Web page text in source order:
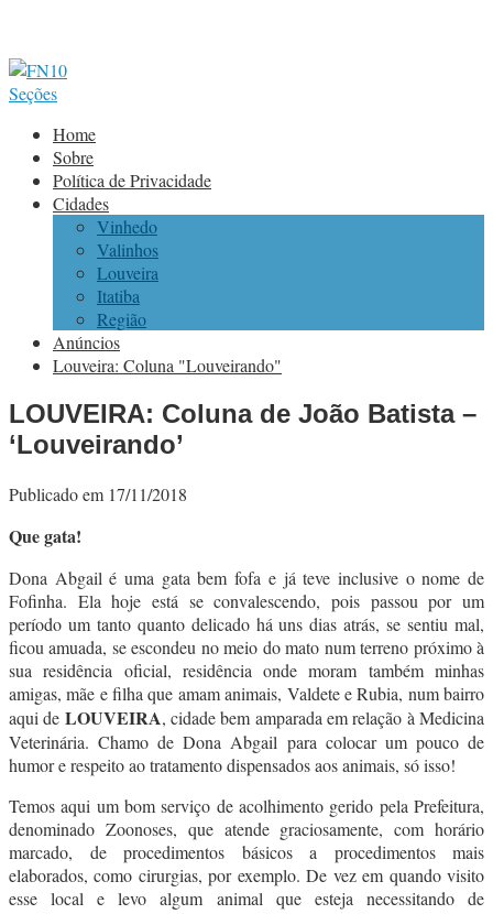
Seções
Home
Sobre
Política de Privacidade
Cidades
Vinhedo
Valinhos
Louveira
Itatiba
Região
Anúncios
Louveira: Coluna "Louveirando"
LOUVEIRA: Coluna de João Batista –
‘Louveirando’
Publicado em 17/11/2018
Que gata!
Dona Abgail é uma gata bem fofa e já teve inclusive o nome de
Fofinha. Ela hoje está se convalescendo, pois passou por um
período um tanto quanto delicado há uns dias atrás, se sentiu mal,
ficou amuada, se escondeu no meio do mato num terreno próximo à
sua residência oficial, residência onde moram também minhas
amigas, mãe e filha que amam animais, Valdete e Rubia, num bairro
aqui de LOUVEIRA, cidade bem amparada em relação à Medicina
Veterinária. Chamo de Dona Abgail para colocar um pouco de
humor e respeito ao tratamento dispensados aos animais, só isso!
Temos aqui um bom serviço de acolhimento gerido pela Prefeitura,
denominado Zoonoses, que atende graciosamente, com horário
marcado, de procedimentos básicos a procedimentos mais
elaborados, como cirurgias, por exemplo. De vez em quando visito
esse local e levo algum animal que esteja necessitando de